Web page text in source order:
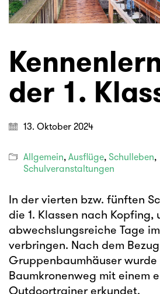
der 1.
13. Oktober 2024
Allgemein, Ausflüge, Schulleben,
Schulveranstaltungen
In der vierten bzw. fünften
die 1. Klassen nach Kopfing,
abwechslungsreiche Tage
verbringen. Nach dem
Gruppenbaumhäuser
Baumkronenweg mit einem